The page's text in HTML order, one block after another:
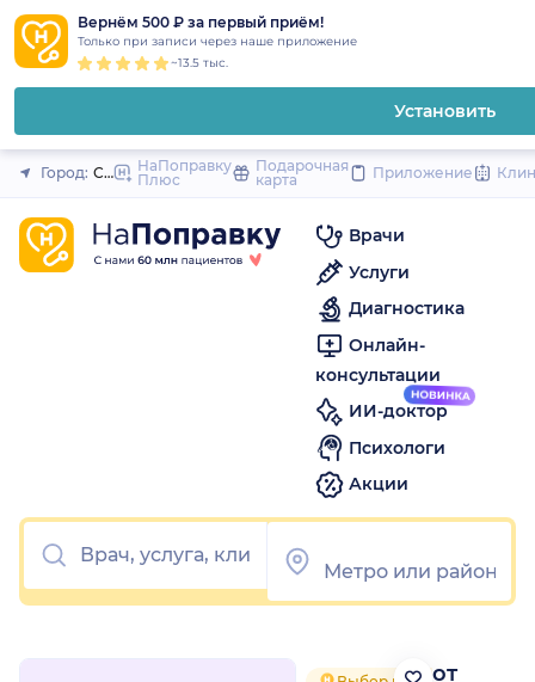
Вернём 500 ₽ за первый приём!
Только при записи через наше приложение
~13.5 тыс.
Установить
Закрыть
Город: Санкт-Петербург
НаПоправку
Плюс
Подарочная
карта
Приложение
Врачи
Услуги
Диагностика
Онлайн-
консультации
ИИ-доктор
Психологи
Акции
от